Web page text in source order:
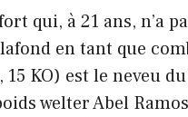
qui, à 21 ans, n’a
en tant que
15 KO) est le neveu du
welter Abel